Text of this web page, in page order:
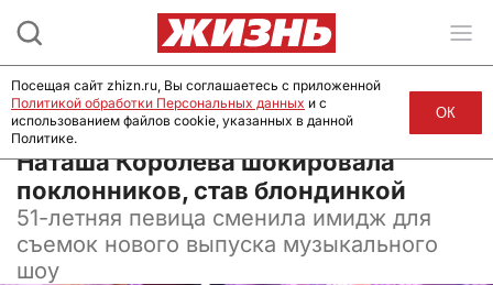
07 февраля 2025, 10:45
Наташа Королева шокировала
поклонников, став блондинкой
51-летняя певица сменила имидж для
съемок нового выпуска музыкального
шоу
Посещая сайт zhizn.ru, Вы соглашаетесь с приложенной
Политикой обработки Персональных данных и с
использованием файлов cookie, указанных в данной
Политике.
ОК